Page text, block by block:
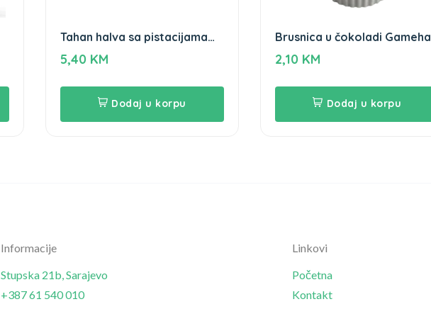
Tahan halva sa pistacijama
Gameha 250g
5,40 KM
Dodaj u korpu
Brusnica u čokoladi Gameha
100gr
2,10 KM
Dodaj u korpu
Informacije
Stupska 21b, Sarajevo
+387 61 540 010
Linkovi
Početna
Kontakt